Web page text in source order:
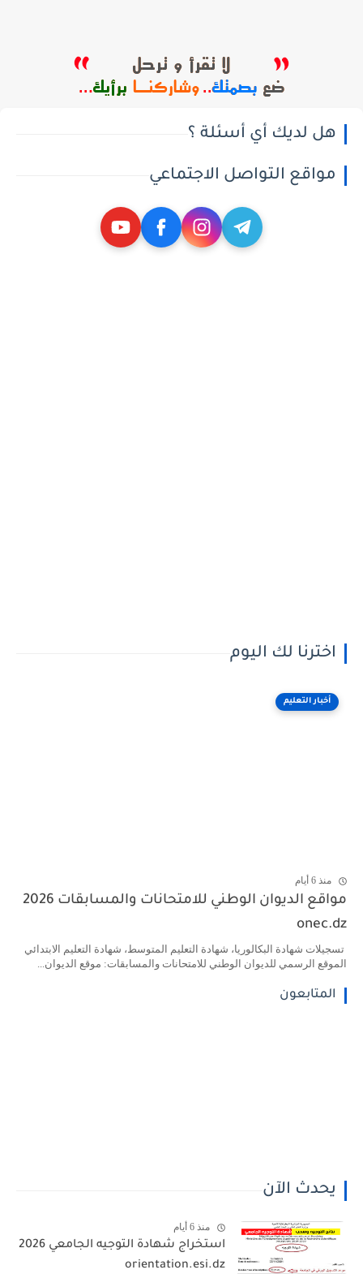
هل لديك أي أسئلة ؟
مواقع التواصل الاجتماعي
اخترنا لك اليوم
أخبار التعليم
منذ 6 أيام
مواقع الديوان الوطني للامتحانات والمسابقات 2026
onec.dz
تسجيلات شهادة البكالوريا، شهادة التعليم المتوسط، شهادة التعليم الابتدائي
الموقع الرسمي للديوان الوطني للامتحانات والمسابقات: موقع الديوان...
المتابعون
يحدث الآن
منذ 6 أيام
استخراج شهادة التوجيه الجامعي 2026
orientation.esi.dz